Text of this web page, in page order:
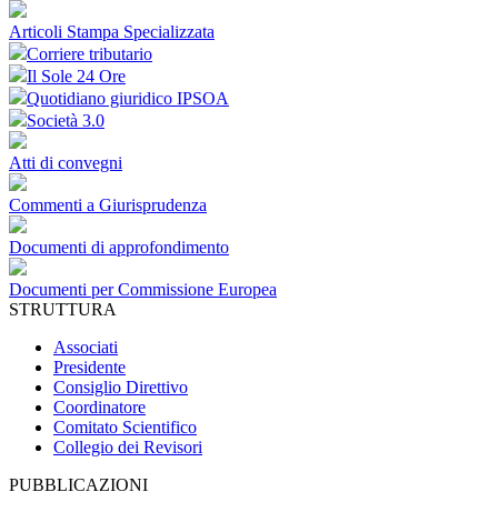
Articoli Stampa Specializzata
Corriere tributario
Il Sole 24 Ore
Quotidiano giuridico IPSOA
Società 3.0
Atti di convegni
Commenti a Giurisprudenza
Documenti di approfondimento
Documenti per Commissione Europea
STRUTTURA
Associati
Presidente
Consiglio Direttivo
Coordinatore
Comitato Scientifico
Collegio dei Revisori
PUBBLICAZIONI